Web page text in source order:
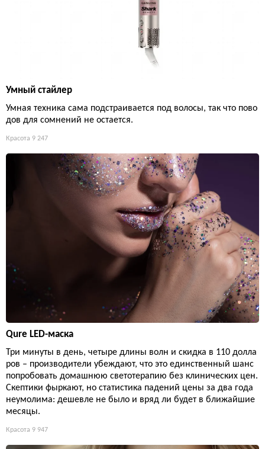
Умный стайлер
Умная техника сама подстраивается под волосы, так что пово
дов для сомнений не остается.
Красота 9 247
Qure LED-маска
Три минуты в день, четыре длины волн и скидка в 110 долла
ров – производители убеждают, что это единственный шанс
попробовать домашнюю светотерапию без клинических цен.
Скептики фыркают, но статистика падений цены за два года
неумолима: дешевле не было и вряд ли будет в ближайшие
месяцы.
Красота 9 947